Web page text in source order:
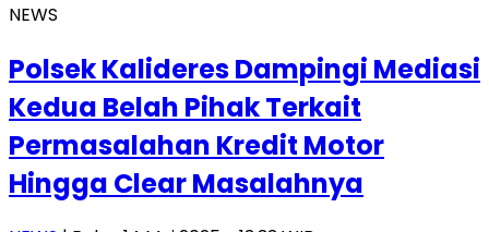
NEWS
Polsek Kalideres Dampingi Mediasi
Kedua Belah Pihak Terkait
Permasalahan Kredit Motor
Hingga Clear Masalahnya